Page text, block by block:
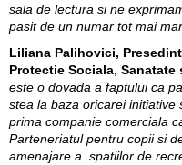
sala de lectura si ne
pasit de un numar tot mai
Liliana Palihovici,
Protectie Sociala, Sanatate
este o dovada a faptului ca
stea la baza oricarei
prima companie comerciala
Parteneriatul pentru copii si
amenajare a spatiilor de